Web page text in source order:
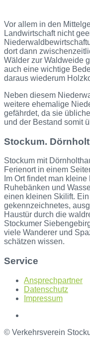
Vor allem in den
Landwirtschaft nicht
dort dann
Wälder zur Waldweide
auch eine wichtige
daraus wiederum
Neben diesem
weitere ehemalige
gefährdet, da sie
und der Bestand somit
Stockum.
Stockum mit
Ferienort in einem
Im Ort findet man
Ruhebänken und
einen kleinen Skilift.
gekennzeichnetes,
Haustür durch die
Stockumer
viele Wanderer und
schätzen wissen.
Service
Ansprechpartner
Datenschutz
Impressum
© Verkehrsverein